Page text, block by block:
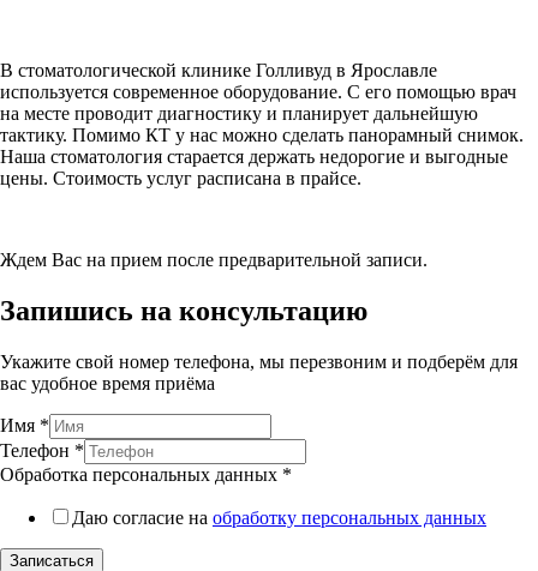
В стоматологической клинике Голливуд в Ярославле
используется современное оборудование. С его помощью врач
на месте проводит диагностику и планирует дальнейшую
тактику. Помимо КТ у нас можно сделать панорамный снимок.
Наша стоматология старается держать недорогие и выгодные
цены. Стоимость услуг расписана в прайсе.
Ждем Вас на прием после предварительной записи.
Запишись на консультацию
Укажите свой номер телефона, мы перезвоним и подберём для
вас удобное время приёма
Имя *
Телефон *
Обработка персональных данных *
Даю согласие на обработку персональных данных
Записаться